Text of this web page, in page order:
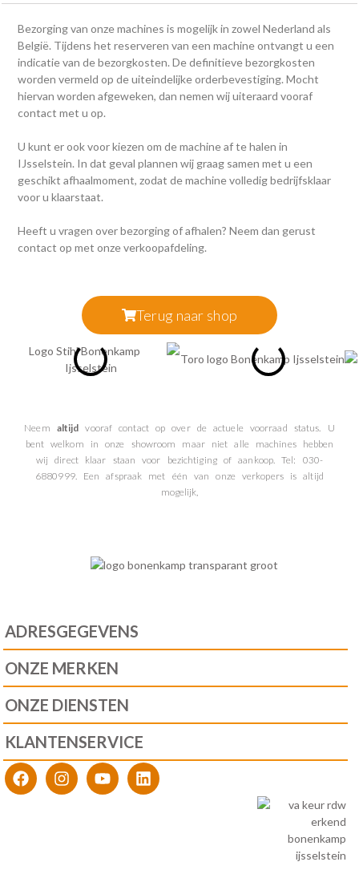
Bezorging van onze machines is mogelijk in zowel Nederland als
België. Tijdens het reserveren van een machine ontvangt u een
indicatie van de bezorgkosten. De definitieve bezorgkosten
worden vermeld op de uiteindelijke orderbevestiging. Mocht
hiervan worden afgeweken, dan nemen wij uiteraard vooraf
contact met u op.
U kunt er ook voor kiezen om de machine af te halen in
IJsselstein. In dat geval plannen wij graag samen met u een
geschikt afhaalmoment, zodat de machine volledig bedrijfsklaar
voor u klaarstaat.
Heeft u vragen over bezorging of afhalen? Neem dan gerust
contact op met onze verkoopafdeling.
Terug naar shop
Neem altijd vooraf contact op over de actuele voorraad status. U
bent welkom in onze showroom maar niet alle machines hebben
wij direct klaar staan voor bezichtiging of aankoop. Tel: 030-
6880999. Een afspraak met één van onze verkopers is altijd
mogelijk,
ADRESGEGEVENS
ONZE MERKEN
ONZE DIENSTEN
KLANTENSERVICE